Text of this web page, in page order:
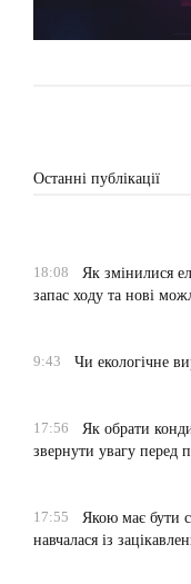
Останні публікації
18:08
Як змінилися
запас ходу та нові
9:43
Чи екологічне
17:56
Як обрати
звернути увагу перед
17:55
Якою має бути
навчалася із